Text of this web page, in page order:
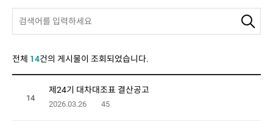
전체 14건의 게시물이 조회되었습니다.
14
제24기 대차대조표 결산공고
2026.03.26 45